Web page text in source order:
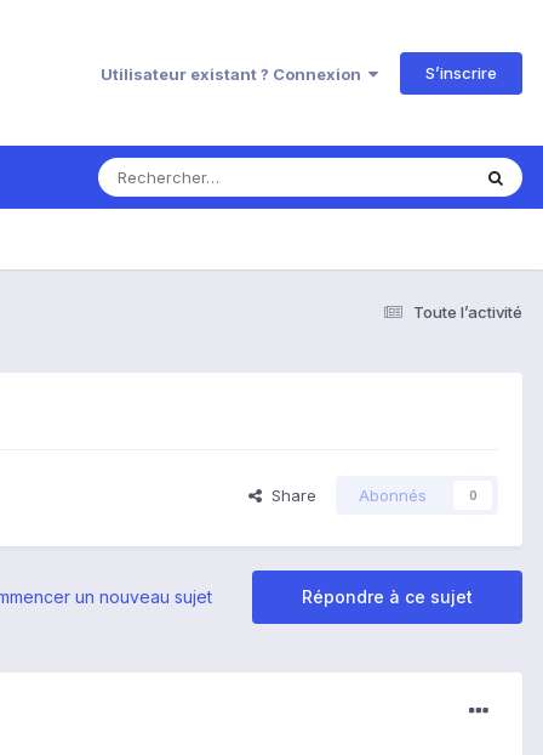
Utilisateur existant ? Connexion S’inscrire
Toute l’activité
Share Abonnés 0
Répondre à ce sujet
un nouveau sujet